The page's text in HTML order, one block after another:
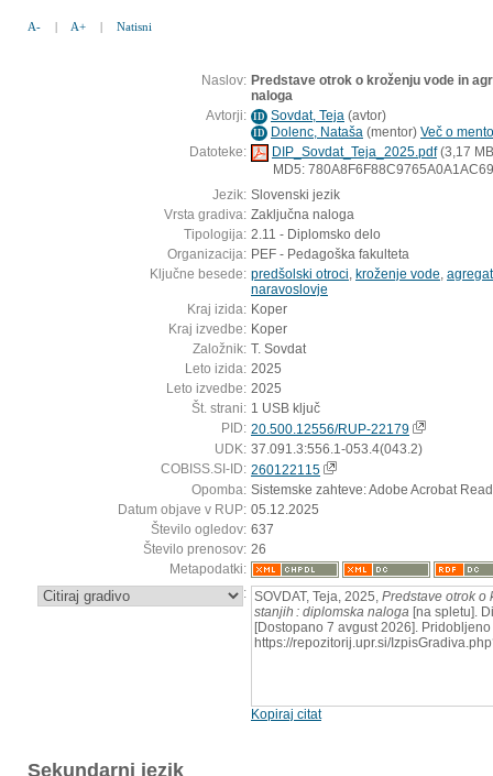
A- | A+ | Natisni
Naslov: Predstave otrok o kroženju vode in
naloga
Avtorji: ID Sovdat, Teja (avtor)
ID Dolenc, Nataša (mentor) Več o
Datoteke:
DIP_Sovdat_Teja_2025.pdf(3,17
MD5:
Jezik: Slovenski jezik
Vrsta gradiva: Zaključna naloga
Tipologija: 2.11 - Diplomsko delo
Organizacija: PEF - Pedagoška fakulteta
Ključne besede: predšolski otroci kroženje vode
naravoslovje
Kraj izida: Koper
Kraj izvedbe: Koper
Založnik: T. Sovdat
Leto izida: 2025
Leto izvedbe: 2025
Št. strani: 1 USB ključ
PID: 20.500.12556/RUP-22179
UDK: 37.091.3:556.1-053.4(043.2)
COBISS.SI-ID: 260122115
Opomba: Sistemske zahteve: Adobe Acrobat
Datum objave v RUP: 05.12.2025
Število ogledov: 637
Število prenosov: 26
Metapodatki:
: SOVDAT, Teja, 2025, Predstave otrok o
stanjih : diplomska naloga [na spletu].
[Dostopano 7 avgust 2026]. Pridobljeno
https://repozitorij.upr.si/
Kopiraj citat
Sekundarni jezik